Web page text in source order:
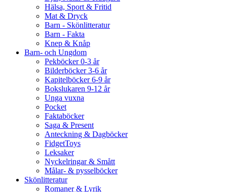
Hälsa, Sport & Fritid
Mat & Dryck
Barn - Skönlitteratur
Barn - Fakta
Knep & Knåp
Barn- och Ungdom
Pekböcker 0-3 år
Bilderböcker 3-6 år
Kapitelböcker 6-9 år
Bokslukaren 9-12 år
Unga vuxna
Pocket
Faktaböcker
Saga & Present
Anteckning & Dagböcker
FidgetToys
Leksaker
Nyckelringar & Smått
Målar- & pysselböcker
Skönlitteratur
Romaner & Lyrik